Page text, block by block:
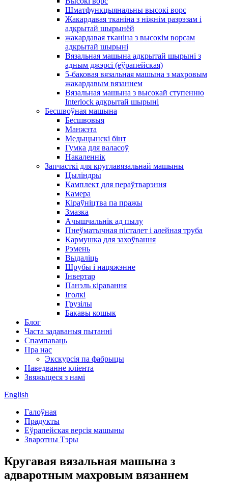
Шматфункцыянальны высокі ворс
Жакардавая тканіна з ніжнім разрэзам і
адкрытай шырынёй
жакардавая тканіна з высокім ворсам
адкрытай шырыні
Вязальная машына адкрытай шырыні з
адным джэрсі (еўрапейская)
5-баковая вязальная машына з махровым
жакардавым вязаннем
Вязальная машына з высокай ступенню
Interlock адкрытай шырыні
Бесшвоўная машына
Бесшвовыя
Манжэта
Медыцынскі бінт
Гумка для валасоў
Накаленнік
Запчасткі для круглавязальнай машыны
Цыліндры
Камплект для пераўтварэння
Камера
Кіраўніцтва па пражы
Змазка
Ачышчальнік ад пылу
Пнеўматычная пісталет і алейная труба
Кармушка для захоўвання
Рэмень
Выдаліць
Шрубы і нацяжэнне
Інвертар
Панэль кіравання
Іголкі
Грузілы
Бакавы кошык
Блог
Часта задаваныя пытанні
Спампаваць
Пра нас
Экскурсія па фабрыцы
Наведванне кліента
Звяжыцеся з намі
English
Галоўная
Прадукты
Еўрапейская версія машыны
Зваротны Тэры
Кругавая вязальная машына з
адваротным махровым вязаннем